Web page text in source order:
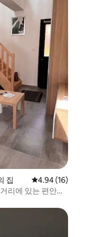
집 평점 4.94점(5점 만점
4.94 (16)
리에 있는 편안한